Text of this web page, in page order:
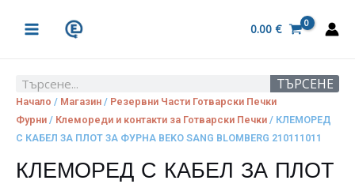
MENU
0.00 €
Search ТЪРСЕНЕ
Начало / Магазин / Резервни Части Готварски Печки
Фурни / Клемореди и контакти за Готварски Печки / КЛЕМОРЕД
С КАБЕЛ ЗА ПЛОТ ЗА ФУРНА BEKO SANG BLOMBERG 210111011
КЛЕМОРЕД С КАБЕЛ ЗА ПЛОТ